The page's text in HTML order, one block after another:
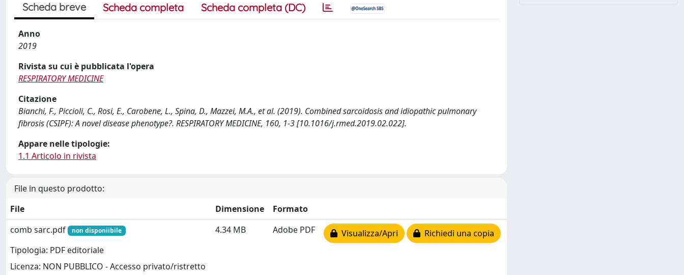
Scheda breve Scheda completa Scheda completa (DC)
Anno
2019
Rivista su cui è pubblicata l'opera
RESPIRATORY MEDICINE
Citazione
Bianchi, F., Piccioli, C., Rosi, E., Carobene, L., Spina, D., Mazzei, M.A., et al. (2019). Combined sarcoidosis and idiopathic pulmonary
fibrosis (CSIPF): A novel disease phenotype?. RESPIRATORY MEDICINE, 160, 1-3 [10.1016/j.rmed.2019.02.022].
Appare nelle tipologie:
1.1 Articolo in rivista
File in questo prodotto:
File
Dimensione
Formato
comb sarc.pdf
non disponiibile
Tipologia: PDF editoriale
Licenza: NON PUBBLICO - Accesso privato/ristretto
4.34 MB Adobe PDF Visualizza/Apri Richiedi una copia